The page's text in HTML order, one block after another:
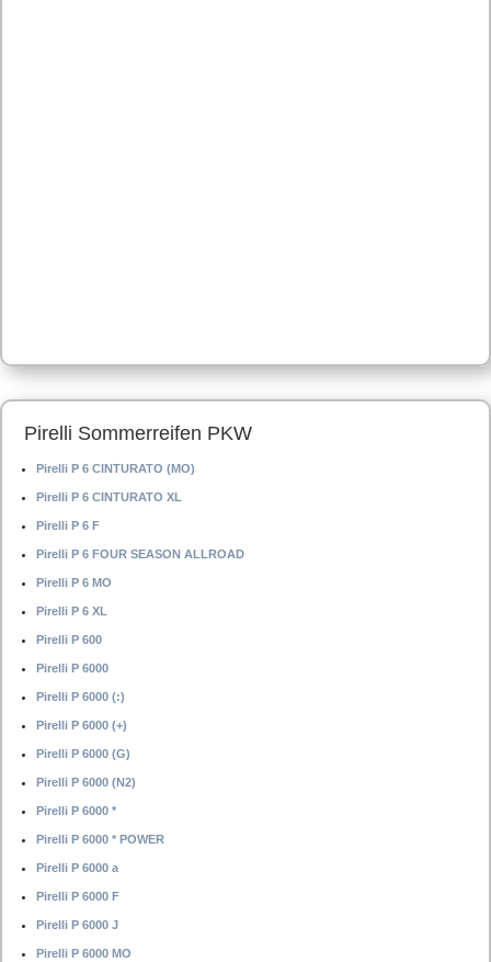
Pirelli Sommerreifen PKW
Pirelli P 6 CINTURATO (MO)
Pirelli P 6 CINTURATO XL
Pirelli P 6 F
Pirelli P 6 FOUR SEASON ALLROAD
Pirelli P 6 MO
Pirelli P 6 XL
Pirelli P 600
Pirelli P 6000
Pirelli P 6000 (:)
Pirelli P 6000 (+)
Pirelli P 6000 (G)
Pirelli P 6000 (N2)
Pirelli P 6000 *
Pirelli P 6000 * POWER
Pirelli P 6000 a
Pirelli P 6000 F
Pirelli P 6000 J
Pirelli P 6000 MO